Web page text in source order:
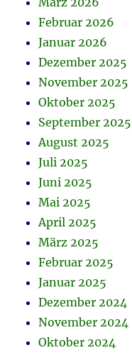
Februar 2026
Januar 2026
Dezember 2025
November 2025
Oktober 2025
September 2025
August 2025
Juli 2025
Juni 2025
Mai 2025
April 2025
März 2025
Februar 2025
Januar 2025
Dezember 2024
November 2024
Oktober 2024